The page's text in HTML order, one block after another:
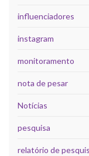
influenciadores
instagram
monitoramento
nota de pesar
Notícias
pesquisa
relatório de